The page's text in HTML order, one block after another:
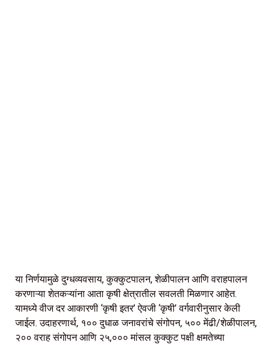
या निर्णयामुळे दुग्धव्यवसाय, कुक्कुटपालन, शेळीपालन आणि वराहपालन
करणाऱ्या शेतकऱ्यांना आता कृषी क्षेत्रातील सवलती मिळणार आहेत.
यामध्ये वीज दर आकारणी ‘कृषी इतर’ ऐवजी ‘कृषी’ वर्गवारीनुसार केली
जाईल. उदाहरणार्थ, १०० दुधाळ जनावरांचे संगोपन, ५०० मेंढी/शेळीपालन,
२०० वराह संगोपन आणि २५,००० मांसल कुक्कुट पक्षी क्षमतेच्या